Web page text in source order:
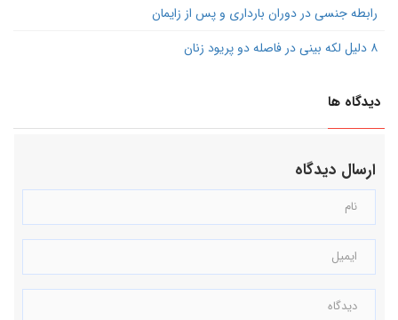
رابطه جنسی در دوران بارداری و پس از زایمان
۸ دلیل لکه بینی در فاصله دو پریود زنان
دیدگاه ها
ارسال دیدگاه